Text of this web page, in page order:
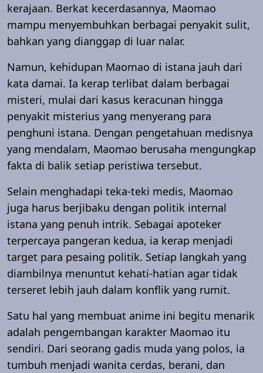
kerajaan. Berkat kecerdasannya, Maomao
mampu menyembuhkan berbagai penyakit sulit,
bahkan yang dianggap di luar nalar.
Namun, kehidupan Maomao di istana jauh dari
kata damai. Ia kerap terlibat dalam berbagai
misteri, mulai dari kasus keracunan hingga
penyakit misterius yang menyerang para
penghuni istana. Dengan pengetahuan medisnya
yang mendalam, Maomao berusaha mengungkap
fakta di balik setiap peristiwa tersebut.
Selain menghadapi teka-teki medis, Maomao
juga harus berjibaku dengan politik internal
istana yang penuh intrik. Sebagai apoteker
terpercaya pangeran kedua, ia kerap menjadi
target para pesaing politik. Setiap langkah yang
diambilnya menuntut kehati-hatian agar tidak
terseret lebih jauh dalam konflik yang rumit.
Satu hal yang membuat anime ini begitu menarik
adalah pengembangan karakter Maomao itu
sendiri. Dari seorang gadis muda yang polos, ia
tumbuh menjadi wanita cerdas, berani, dan